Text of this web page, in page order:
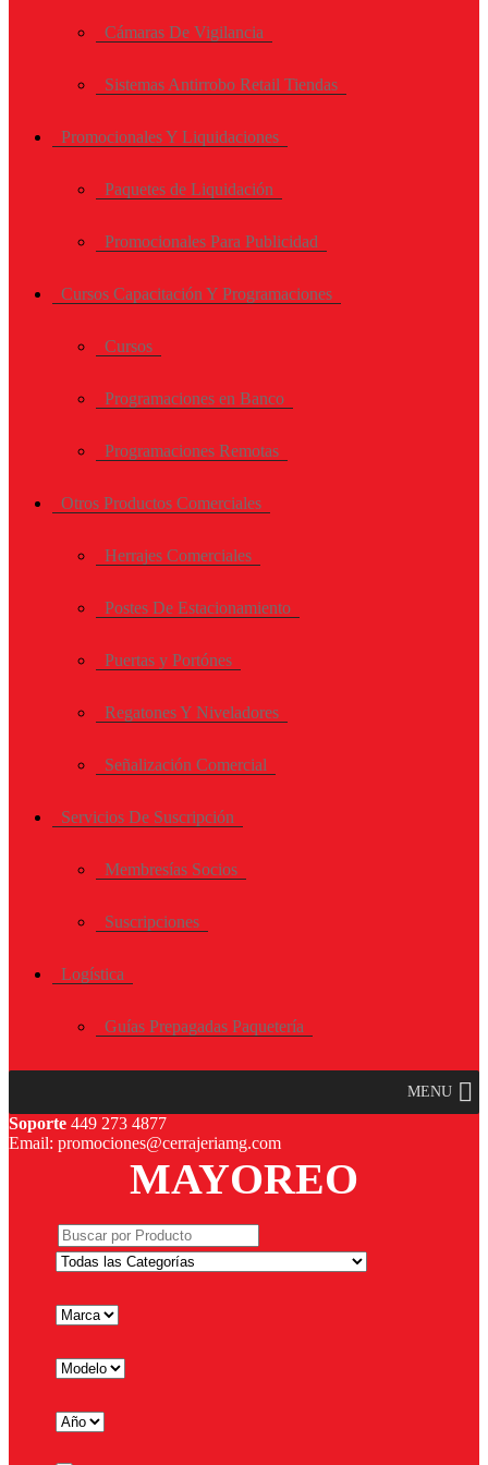
Cámaras De Vigilancia
Sistemas Antirrobo Retail Tiendas
Promocionales Y Liquidaciones
Paquetes de Liquidación
Promocionales Para Publicidad
Cursos Capacitación Y Programaciones
Cursos
Programaciones en Banco
Programaciones Remotas
Otros Productos Comerciales
Herrajes Comerciales
Postes De Estacionamiento
Puertas y Portónes
Regatones Y Niveladores
Señalización Comercial
Servicios De Suscripción
Membresías Socios
Suscripciones
Logística
Guías Prepagadas Paquetería
MENU
Soporte 449 273 4877
Email: promociones@cerrajeriamg.com
MAYOREO